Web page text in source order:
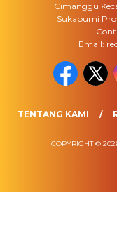
Cimanggu
Sukabumi
Email:
TENTANG KAMI
COPYRIGHT ©